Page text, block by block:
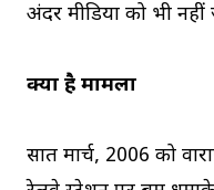
अंदर मीडिया को भी
क्या है मामला
सात मार्च, 2006 को